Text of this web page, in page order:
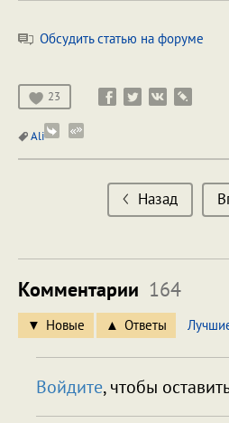
Обсудить статью на форуме
23
Ali
Назад
Комментарии 164
Новые Ответы
Войдите, чтобы